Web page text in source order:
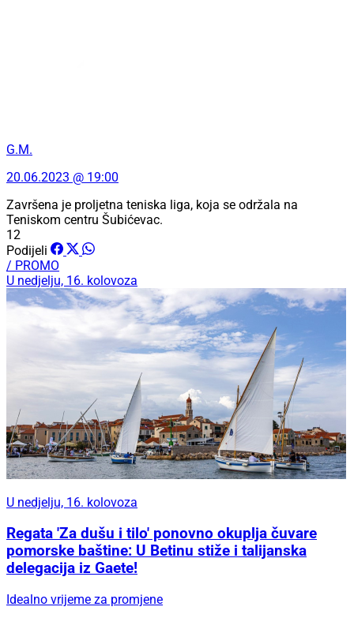
G.M.
20.06.2023 @ 19:00
Završena je proljetna teniska liga, koja se održala na
Teniskom centru Šubićevac.
12
Podijeli
/ PROMO
U nedjelju, 16. kolovoza
U nedjelju, 16. kolovoza
Regata 'Za dušu i tilo' ponovno okuplja čuvare
pomorske baštine: U Betinu stiže i talijanska
delegacija iz Gaete!
Idealno vrijeme za promjene